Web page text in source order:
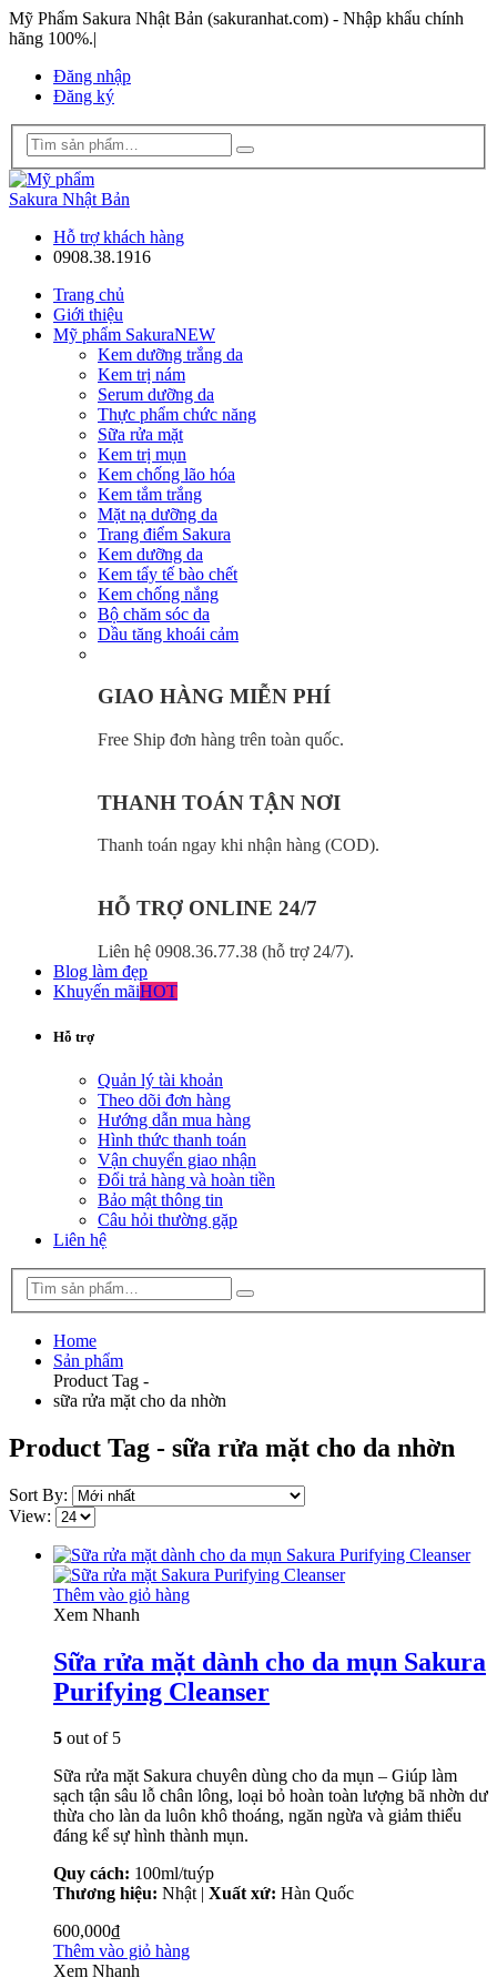
Mỹ Phẩm Sakura Nhật Bản (sakuranhat.com) - Nhập khẩu chính
hãng 100%.|
Đăng nhập
Đăng ký
Hỗ trợ khách hàng
0908.38.1916
Trang chủ
Giới thiệu
Mỹ phẩm SakuraNEW
Kem dưỡng trắng da
Kem trị nám
Serum dưỡng da
Thực phẩm chức năng
Sữa rửa mặt
Kem trị mụn
Kem chống lão hóa
Kem tắm trắng
Mặt nạ dưỡng da
Trang điểm Sakura
Kem dưỡng da
Kem tẩy tế bào chết
Kem chống nắng
Bộ chăm sóc da
Dầu tăng khoái cảm
GIAO HÀNG MIỄN PHÍ
Free Ship đơn hàng trên toàn quốc.
THANH TOÁN TẬN NƠI
Thanh toán ngay khi nhận hàng (COD).
HỖ TRỢ ONLINE 24/7
Liên hệ 0908.36.77.38 (hỗ trợ 24/7).
Blog làm đẹp
Khuyến mãiHOT
Hỗ trợ
Quản lý tài khoản
Theo dõi đơn hàng
Hướng dẫn mua hàng
Hình thức thanh toán
Vận chuyển giao nhận
Đổi trả hàng và hoàn tiền
Bảo mật thông tin
Câu hỏi thường gặp
Liên hệ
Home
Sản phẩm
Product Tag -
sữa rửa mặt cho da nhờn
Product Tag - sữa rửa mặt cho da nhờn
Sort By:
View:
Thêm vào giỏ hàng
Xem Nhanh
Sữa rửa mặt dành cho da mụn Sakura
Purifying Cleanser
5 out of 5
Sữa rửa mặt Sakura chuyên dùng cho da mụn – Giúp làm
sạch tận sâu lỗ chân lông, loại bỏ hoàn toàn lượng bã nhờn dư
thừa cho làn da luôn khô thoáng, ngăn ngừa và giảm thiểu
đáng kể sự hình thành mụn.
Quy cách: 100ml/tuýp
Thương hiệu: Nhật | Xuất xứ: Hàn Quốc
600,000₫
Thêm vào giỏ hàng
Xem Nhanh